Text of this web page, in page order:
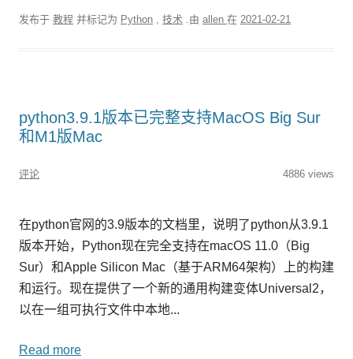
发布于 教程 并标记为 Python , 技术 .由 allen 在 2021-02-21
python3.9.1版本已完整支持MacOS Big Sur
和M1版Mac
评论 4886 views
在python官网的3.9版本的文档里，说明了python从3.9.1
版本开始，Python现在完全支持在macOS 11.0（Big
Sur）和Apple Silicon Mac（基于ARM64架构）上的构建
和运行。现在提供了一个新的通用构建变体Universal2，
以在一组可执行文件中本地...
Read more